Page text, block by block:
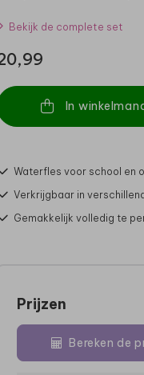
Bekijk de complete set
In
Waterfles voor school en
Verkrijgbaar in
Gemakkelijk volledig te
Prijzen
Bereken de